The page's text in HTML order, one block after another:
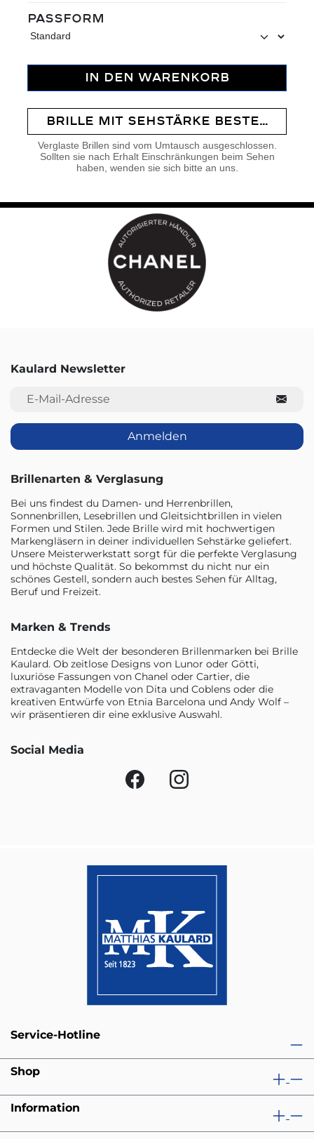
Passform
IN DEN WARENKORB
BRILLE MIT SEHSTÄRKE BESTELLEN
Verglaste Brillen sind vom Umtausch ausgeschlossen.
Sollten sie nach Erhalt Einschränkungen beim Sehen
haben, wenden sie sich bitte an uns.
Kaulard Newsletter
E-Mail-Adresse
Anmelden
Brillenarten & Verglasung
Bei uns findest du Damen- und Herrenbrillen,
Sonnenbrillen, Lesebrillen und Gleitsichtbrillen in vielen
Formen und Stilen. Jede Brille wird mit hochwertigen
Markengläsern in deiner individuellen Sehstärke geliefert.
Unsere Meisterwerkstatt sorgt für die perfekte Verglasung
und höchste Qualität. So bekommst du nicht nur ein
schönes Gestell, sondern auch bestes Sehen für Alltag,
Beruf und Freizeit.
Marken & Trends
Entdecke die Welt der besonderen Brillenmarken bei Brille
Kaulard. Ob zeitlose Designs von Lunor oder Götti,
luxuriöse Fassungen von Chanel oder Cartier, die
extravaganten Modelle von Dita und Coblens oder die
kreativen Entwürfe von Etnia Barcelona und Andy Wolf –
wir präsentieren dir eine exklusive Auswahl.
Social Media
Service-Hotline
Shop
Information